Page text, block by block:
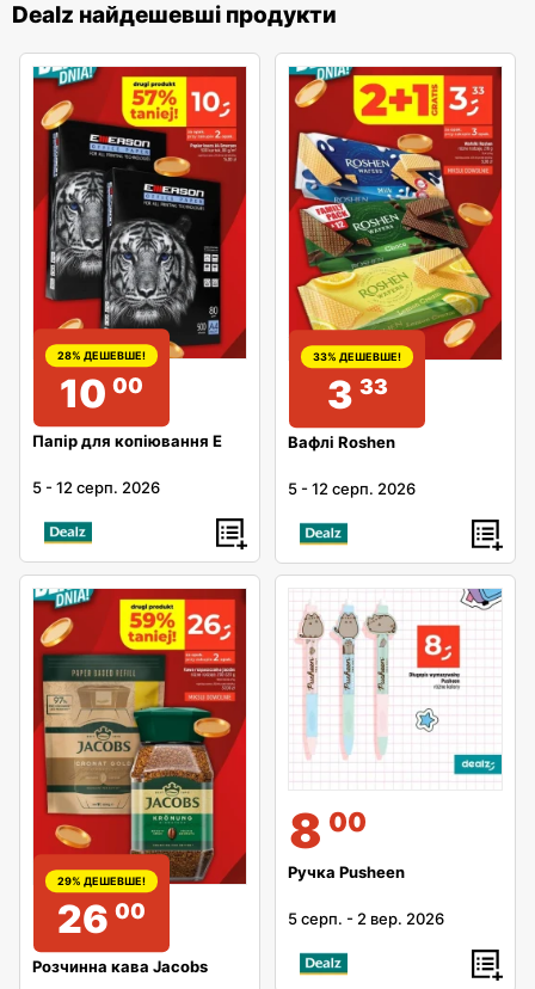
Dealz найдешевші продукти
28% ДЕШЕВШЕ!
10 00
Папір для копіювання E
5 -12 серп. 2026
33% ДЕШЕВШЕ!
3 33
Вафлі Roshen
5 -12 серп. 2026
29% ДЕШЕВШЕ!
26 00
Розчинна кава Jacobs
8 00
Ручка Pusheen
5 серп. - 2 вер. 2026